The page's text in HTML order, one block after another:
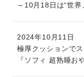
～10月18日は“世界
2024年10月11日
極厚クッションで
『ソフィ 超熟睡お